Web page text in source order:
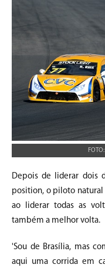
FOTO:
Depois de liderar dois
position, o piloto natural
ao liderar todas as
também a melhor volta.
'Sou de Brasília, mas
aqui uma corrida em